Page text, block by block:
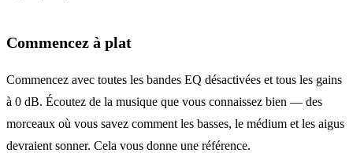
Commencez à plat
Commencez avec toutes les bandes EQ désactivées et tous les gains
à 0 dB. Écoutez de la musique que vous connaissez bien — des
morceaux où vous savez comment les basses, le médium et les aigus
devraient sonner. Cela vous donne une référence.